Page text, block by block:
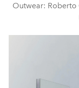
Outwear: Roberto